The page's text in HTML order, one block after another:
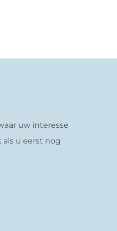
uw interesse
als u eerst nog